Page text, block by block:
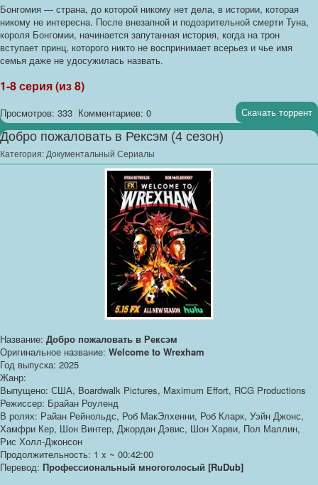
Бонгомия — страна, до которой никому нет дела, в истории, которая
никому не интересна. После внезапной и подозрительной смерти Туна,
короля Бонгомии, начинается запутанная история, когда на трон
вступает принц, которого никто не воспринимает всерьез и чье имя
семья даже не удосужилась назвать.
1-8 серия (из 8)
Просмотров: 333 Комментариев: 0 Скачать торрент
Добро пожаловать в Рексэм (4 сезон)
Категория: Документальный Сериалы
Название: Добро пожаловать в Рексэм
Оригинальное название: Welcome to Wrexham
Год выпуска: 2025
Жанр:
Выпущено: США, Boardwalk Pictures, Maximum Effort, RCG Productions
Режиссер: Брайан Роуленд
В ролях: Райан Рейнольдс, Роб МакЭлхенни, Роб Кларк, Уэйн Джонс,
Хамфри Кер, Шон Винтер, Джордан Дэвис, Шон Харви, Пол Маллин,
Рис Холл-Джонсон
Продолжительность: 1 x ~ 00:42:00
Перевод: Профессиональный многоголосый [RuDub]